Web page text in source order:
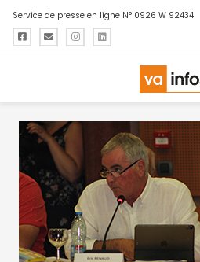
Service de presse en ligne N° 0926 W 92434